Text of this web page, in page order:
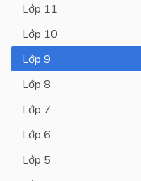
Lớp 11
Lớp 10
Lớp 11
Lớp 10
Lớp 9
Lớp 8
Lớp 7
Lớp 6
Lớp 5